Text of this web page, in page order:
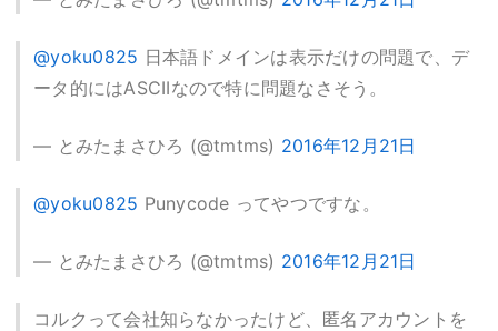
@yoku0825 日本語ドメインは表示だけの問題で、デ
ータ的にはASCIIなので特に問題なさそう。
— とみたまさひろ (@tmtms) 2016年12月21日
@yoku0825 Punycode ってやつですな。
— とみたまさひろ (@tmtms) 2016年12月21日
コルクって会社知らなかったけど、匿名アカウントを